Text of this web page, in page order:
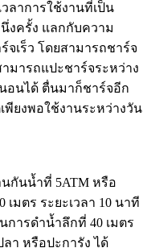
วลาการใช้งานที่เป็น
งครั้ง แลกกับความ
เร็ว โดยสามารถชาร์จ
ามารถแปะชาร์จระหว่าง
อนได้ ตื่นมาก็ชาร์จอีก
ยงพอใช้งานระหว่างวัน
นกันน้ำที่ 5ATM หรือ
มตร ระยะเวลา 10 นาที
การดำน้ำลึกที่ 40 เมตร
า หรือปะการัง ได้